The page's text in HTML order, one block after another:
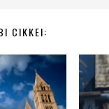
CIKKEI: